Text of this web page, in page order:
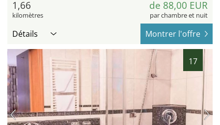
1,66
kilomètres
de 88,00 EUR
par chambre et nuit
Détails Montrer l'offre
17